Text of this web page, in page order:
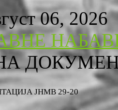
06, 2026
ЈНМВ 29-20